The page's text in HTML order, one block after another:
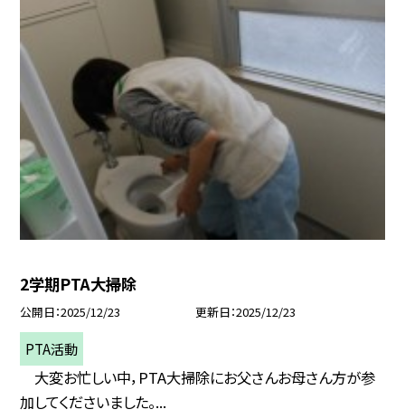
2学期PTA大掃除
公開日 2025/12/23 更新日 2025/12/23
PTA活動
大変お忙しい中，PTA大掃除にお父さんお母さん方が参
加してくださいました。...